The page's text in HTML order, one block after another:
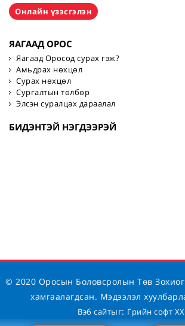
Онлайн үзэсгэлэн
ЯАГААД ОРОС
Яагаад Оросод сурах гэж?
Амьдрах нөхцөл
Сурах нөхцөл
Сургалтын төлбөр
Элсэн суралцах дараалал
БИДЭНТЭЙ НЭГДЭЭРЭЙ
© 2020 Оросын Боловсролын Төв
хамгаалагдсан. Мэдээлэл
Вэб сайтыг: Грийн софт